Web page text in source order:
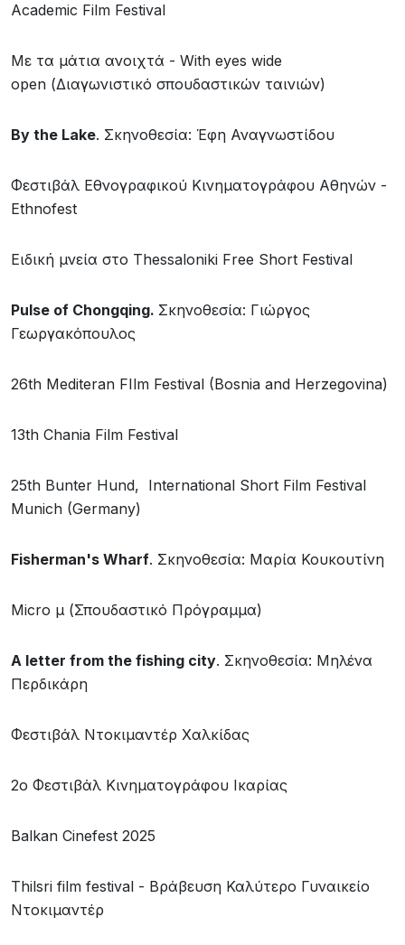
Academic Film Festival
Με τα μάτια ανοιχτά - With eyes wide
open (Διαγωνιστικό σπουδαστικών ταινιών)
By the Lake. Σκηνοθεσία: Έφη Αναγνωστίδου
Φεστιβάλ Εθνογραφικού Κινηματογράφου Αθηνών -
Ethnofest
Ειδική μνεία στο Thessaloniki Free Short Festival
Pulse of Chongqing. Σκηνοθεσία: Γιώργος
Γεωργακόπουλος
26th Mediteran FIlm Festival (Bosnia and Herzegovina)
13th Chania Film Festival
25th Bunter Hund, International Short Film Festival
Munich (Germany)
Fisherman's Wharf. Σκηνοθεσία: Μαρία Κουκουτίνη
Micro μ (Σπουδαστικό Πρόγραμμα)
A letter from the fishing city. Σκηνοθεσία: Μηλένα
Περδικάρη
Φεστιβάλ Ντοκιμαντέρ Χαλκίδας
2ο Φεστιβάλ Κινηματογράφου Ικαρίας
Βalkan Cinefest 2025
Thilsri film festival - Βράβευση Καλύτερο Γυναικείο
Ντοκιμαντέρ